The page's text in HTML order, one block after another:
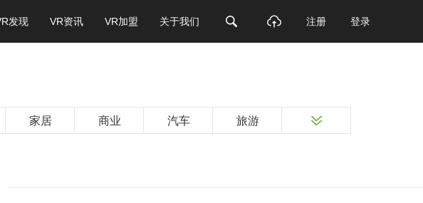
发现 VR资讯 VR加盟 关于我们 注册 登录
家居 商业 汽车 旅游